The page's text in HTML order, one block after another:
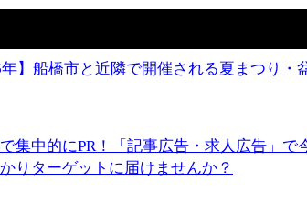
年】船橋市と近隣で開催される夏まつり・
集中的にPR！「記事広告・求人広告」で
りターゲットに届けませんか？